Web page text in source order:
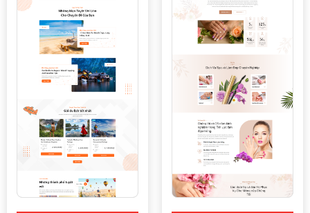
Tài khoản đã được
cung cấp cho quý
khách qua hệ thống SMS tự động. Nếu cần hỗ trợ thêm